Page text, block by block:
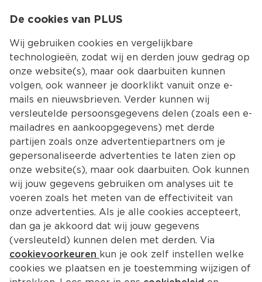
Kies jouw
Terug Producten
PLUS Goudse Belegen 48+
De cookies van PLUS
Wij gebruiken cookies en vergelijkbare
technologieën, zodat wij en derden jouw gedrag op
onze website(s), maar ook daarbuiten kunnen
volgen, ook wanneer je doorklikt vanuit onze e-
mails en nieuwsbrieven. Verder kunnen wij
versleutelde persoonsgegevens delen (zoals een e-
mailadres en aankoopgegevens) met derde
partijen zoals onze advertentiepartners om je
gepersonaliseerde advertenties te laten zien op
onze website(s), maar ook daarbuiten. Ook kunnen
wij jouw gegevens gebruiken om analyses uit te
voeren zoals het meten van de effectiviteit van
onze advertenties. Als je alle cookies accepteert,
dan ga je akkoord dat wij jouw gegevens
(versleuteld) kunnen delen met derden. Via
cookievoorkeuren kun je ook zelf instellen welke
cookies we plaatsen en je toestemming wijzigen of